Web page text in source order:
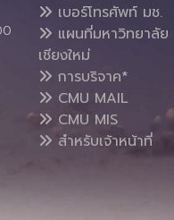
เบอร์โทรศัพท์ มช.
แผนที่มหาวิทยาลัย
เชียงใหม่
การบริจาค*
CMU MAIL
CMU MIS
สำหรับเจ้าหน้าที่